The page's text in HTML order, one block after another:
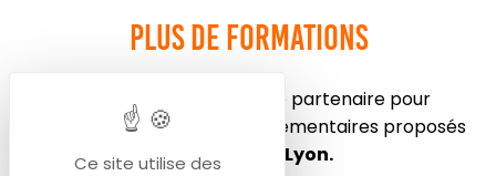
Plus de formations
Consultez le site de notre partenaire pour
découvrir les diplômes supplémentaires proposés
parFORMAPI Lyon.
Ce site utilise des